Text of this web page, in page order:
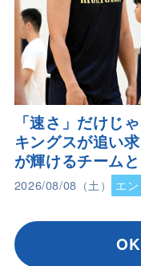
「速さ」だけじ
キングスが追い
が輝けるチーム
2026/08/08（土） エン